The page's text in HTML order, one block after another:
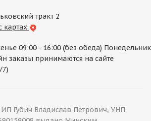
тракт 2
картах
09:00 - 16:00 (без обеда) Понедельник
заказы принимаются на сайте
7)
Губич Владислав Петрович, УНП